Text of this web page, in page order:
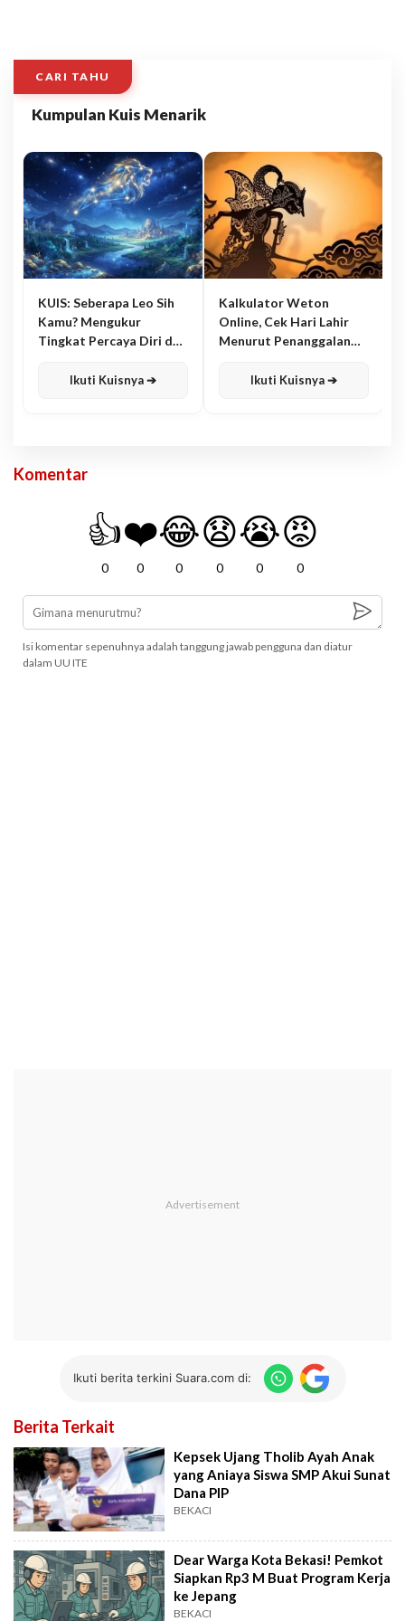
CARI TAHU
Kumpulan Kuis Menarik
KUIS: Seberapa Leo Sih
Kamu? Mengukur
Tingkat Percaya Diri dan
Ikuti Kuisnya ➔
Kalkulator Weton
Online, Cek Hari Lahir
Menurut Penanggalan
Ikuti Kuisnya ➔
Komentar
👍
0
❤️
0
😂
0
😧
0
😭
0
😡
0
Isi komentar sepenuhnya adalah tanggung jawab pengguna dan diatur
dalam UU ITE
Ikuti berita terkini Suara.com di:
Berita Terkait
Kepsek Ujang Tholib Ayah Anak
yang Aniaya Siswa SMP Akui Sunat
Dana PIP
BEKACI
Dear Warga Kota Bekasi! Pemkot
Siapkan Rp3 M Buat Program Kerja
ke Jepang
BEKACI